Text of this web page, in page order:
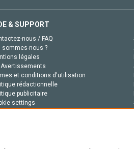
& SUPPORT
nous / FAQ
sommes-nous ?
légales
et conditions d'utilisation
rédactionnelle
publicitaire
settings